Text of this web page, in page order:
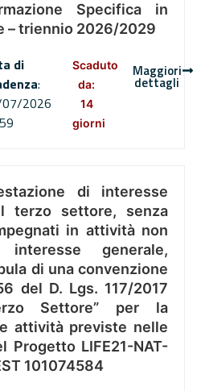
Specifica in
– triennio 2026/2029
di
:
2026
Scaduto
da:
14
giorni
Maggiori
dettagli
di interesse
terzo settore, senza
in attività non
generale,
di una convenzione
del D. Lgs. 117/2017
Settore” per la
attività previste nelle
Progetto LIFE21-NAT-
101074584